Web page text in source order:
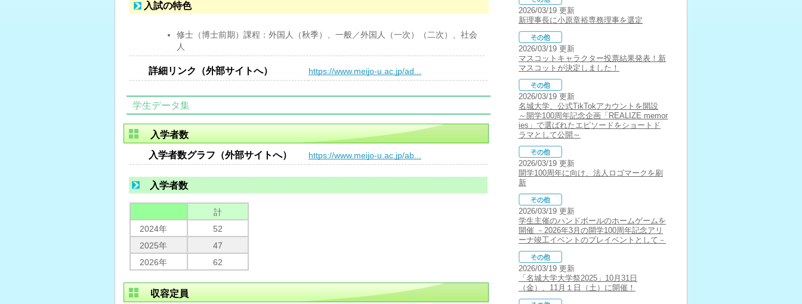
入試の特色
修士（博士前期）課程：外国人（秋季）、一般／外国人（一次）（二次）、社会
人
詳細リンク（外部サイトへ） https://www.meijo-u.ac.jp/ad...
学生データ集
入学者数
入学者数グラフ（外部サイトへ）
https://www.meijo-u.ac.jp/ab...
入学者数
計
2024年
52
2025年
47
2026年
62
収容定員
2026/03/19 更新
新理事長に小原章裕専務理事を選定
2026/03/19 更新
マスコットキャラクター投票結果発表！新
マスコットが決定しました！
2026/03/19 更新
名城大学、公式TikTokアカウントを開設
～開学100周年記念企画「REALIZE memor
ies」で選ばれたエピソードをショートド
ラマとして公開～
2026/03/19 更新
開学100周年に向け、法人ロゴマークを刷
新
2026/03/19 更新
学生主催のハンドボールのホームゲームを
開催 －2026年3月の開学100周年記念アリ
ーナ竣工イベントのプレイベントとして－
2026/03/19 更新
「名城大学大学祭2025」10月31日
（金）、11月１日（土）に開催！